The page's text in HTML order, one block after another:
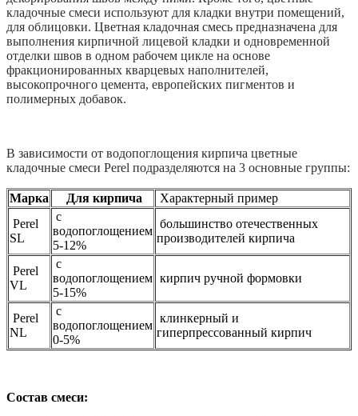
кладочные смеси используют для кладки внутри помещений,
для облицовки. Цветная кладочная смесь предназначена для
выполнения кирпичной лицевой кладки и одновременной
отделки швов в одном рабочем цикле на основе
фракционированных кварцевых наполнителей,
высокопрочного цемента, европейских пигментов и
полимерных добавок.
В зависимости от водопоглощения кирпича цветные
кладочные смеси Perel подразделяются на 3 основные группы:
Марка Для кирпича
Характерный пример
Perel
SL
с
водопоглощением
5-12%
большинство отечественных
производителей кирпича
Perel
VL
с
водопоглощением
5-15%
кирпич ручной формовки
Perel
NL
с
водопоглощением
0-5%
клинкерный и
гиперпрессованный кирпич
Состав смеси: